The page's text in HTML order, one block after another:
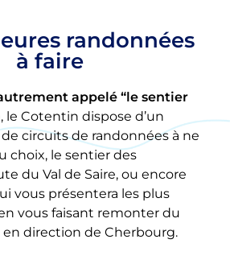
randonnées
à faire
appelé “le sentier
le Cotentin dispose d’un
circuits de randonnées à ne
choix, le sentier des
du Val de Saire, ou encore
vous présentera les plus
vous faisant remonter du
en direction de Cherbourg.